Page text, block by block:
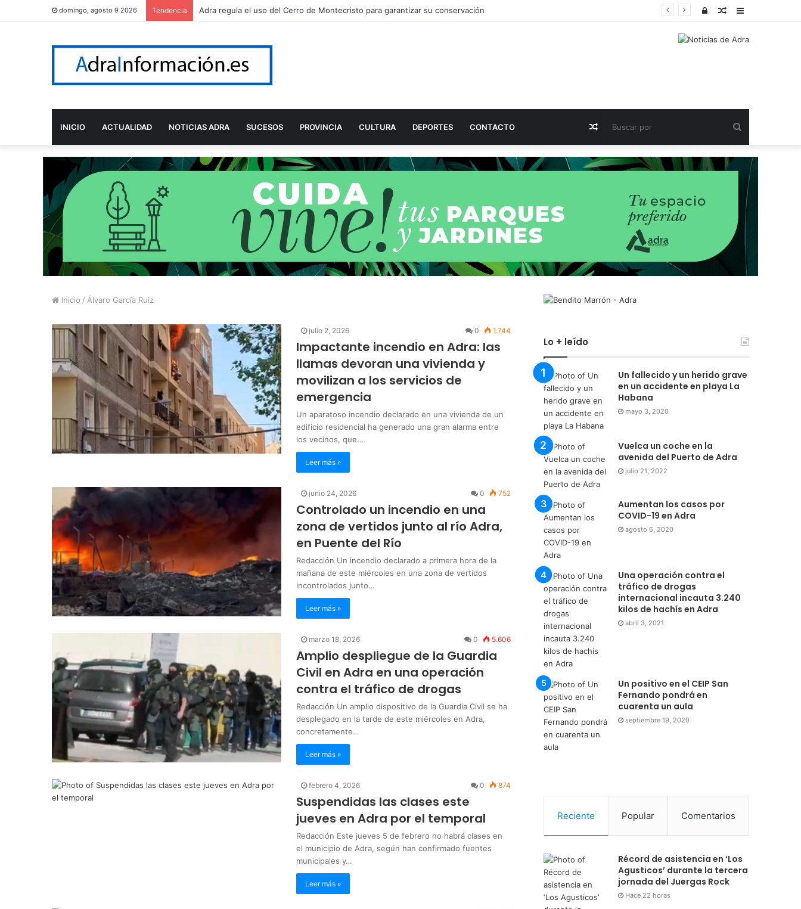
domingo, agosto 9 2026 Tendencia Pepe Cazorla será el pregonero de la Feria de Adra 2026 Barra
Publicación
Acceso
INICIO ACTUALIDAD NOTICIAS ADRA SUCESOS PROVINCIA CULTURA DEPORTES CONTACTO
por
Publicación
al
Inicio / Álvaro García Ruiz
julio 2, 2026 0 1.744
Impactante incendio en Adra: las
llamas devoran una vivienda y
movilizan a los servicios de
emergencia
Un aparatoso incendio declarado en una vivienda de un
edificio residencial ha generado una gran alarma entre
los vecinos, que…
Leer más »
junio 24, 2026 0 752
Controlado un incendio en una
zona de vertidos junto al río Adra,
en Puente del Río
Redacción Un incendio declarado a primera hora de la
mañana de este miércoles en una zona de vertidos
incontrolados junto…
Leer más »
marzo 18, 2026 0 5.606
Amplio despliegue de la Guardia
Civil en Adra en una operación
contra el tráfico de drogas
Redacción Un amplio dispositivo de la Guardia Civil se ha
desplegado en la tarde de este miércoles en Adra,
concretamente…
Leer más »
febrero 4, 2026 0 874
Suspendidas las clases este
jueves en Adra por el temporal
Redacción Este jueves 5 de febrero no habrá clases en
el municipio de Adra, según han confirmado fuentes
municipales y…
Leer más »
Lo + leído
Un fallecido y un herido grave
en un accidente en playa La
Habana
mayo 3, 2020
Vuelca un coche en la
avenida del Puerto de Adra
julio 21, 2022
Aumentan los casos por
COVID-19 en Adra
agosto 6, 2020
Una operación contra el
tráfico de drogas
internacional incauta 3.240
kilos de hachís en Adra
abril 3, 2021
Un positivo en el CEIP San
Fernando pondrá en
cuarenta un aula
septiembre 19, 2020
Reciente Popular Comentarios
Récord de asistencia en ‘Los
Agusticos’ durante la tercera
jornada del Juergas Rock
Hace 22 horas